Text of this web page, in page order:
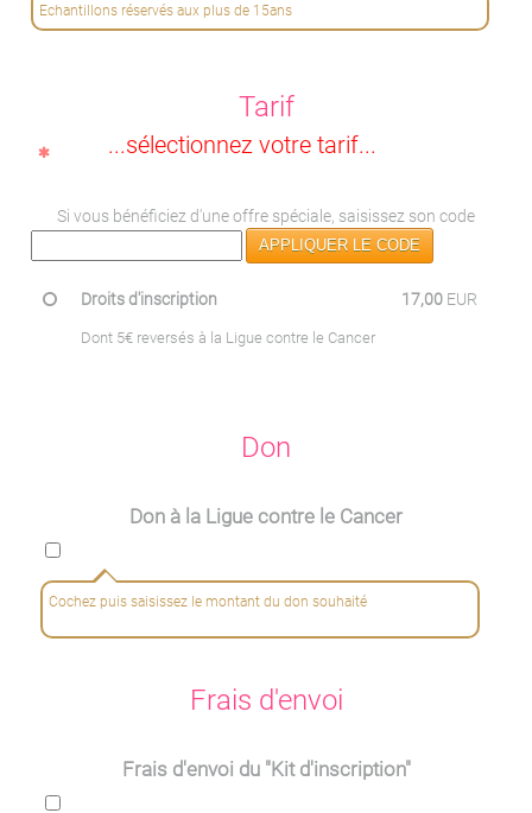
Echantillons réservés aux plus de 15ans
Tarif
...sélectionnez votre tarif...
Si vous bénéficiez d'une offre spéciale, saisissez son code
APPLIQUER LE CODE
Droits d'inscription 17,00 EUR
Dont 5€ reversés à la Ligue contre le Cancer
Don
Don à la Ligue contre le Cancer
Cochez puis saisissez le montant du don souhaité
Frais d'envoi
Frais d'envoi du "Kit d'inscription"